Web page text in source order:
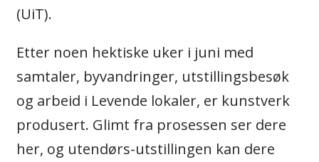
(UiT).
Etter noen hektiske uker i juni med
samtaler, byvandringer, utstillingsbesøk
og arbeid i Levende lokaler, er kunstverk
produsert. Glimt fra prosessen ser dere
her, og utendørs-utstillingen kan dere